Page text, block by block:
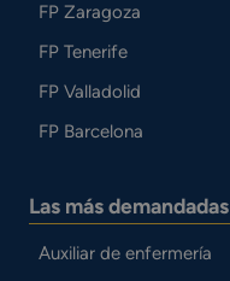
FP Zaragoza
FP Tenerife
FP Valladolid
FP Barcelona
Las más demandadas
Auxiliar de enfermería